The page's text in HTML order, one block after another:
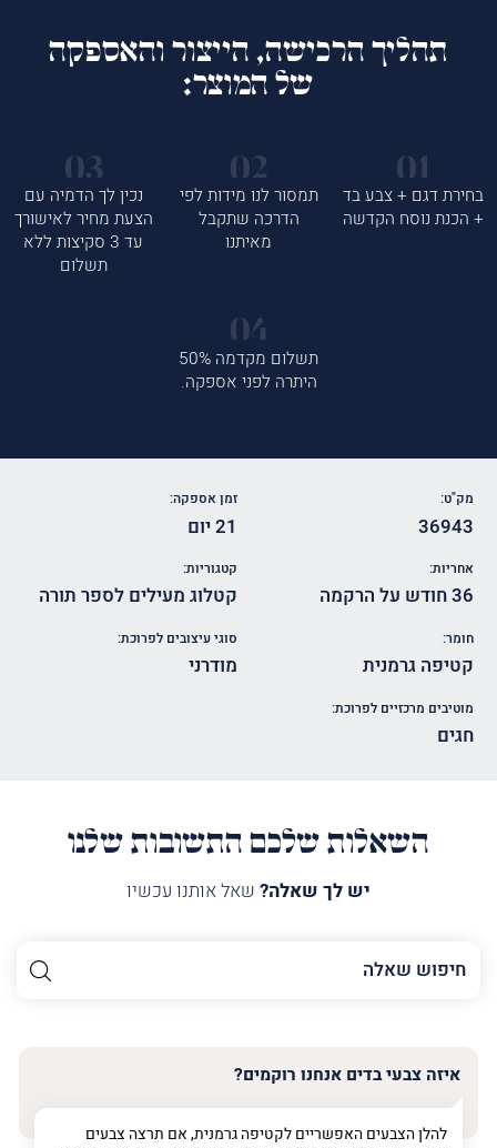
תהליך הרכישה, הייצור והאספקה
של המוצר:
בחירת דגם + צבע בד
+ הכנת נוסח הקדשה
תמסור לנו מידות לפי
הדרכה שתקבל
מאיתנו
נכין לך הדמיה עם
הצעת מחיר לאישורך
עד 3 סקיצות ללא
תשלום
תשלום מקדמה 50%
היתרה לפני אספקה.
מק"ט:
36943
זמן אספקה:
21 יום
אחריות:
36 חודש על הרקמה
קטגוריות:
קטלוג מעילים לספר תורה
חומר:
קטיפה גרמנית
סוגי עיצובים לפרוכת:
מודרני
מוטיבים מרכזיים לפרוכת:
חגים
השאלות שלכם התשובות שלנו
יש לך שאלה? שאל אותנו עכשיו
השם
שלך
טלפון (חובה)
איזה צבעי בדים אנחנו רוקמים?
להלן הצבעים האפשריים לקטיפה גרמנית, אם תרצה צבעים